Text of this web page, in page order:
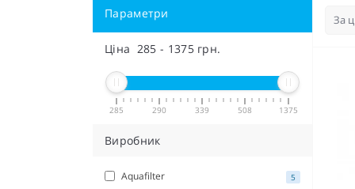
Параметри
Ціна 285 - 1375грн.
285 290 339 508 1375
Виробник
Aquafilter 5